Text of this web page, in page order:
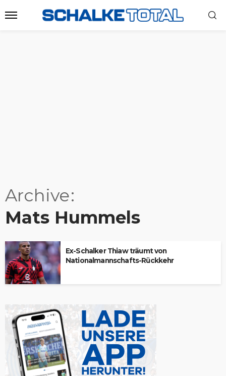
Archive
Mats Hummels
Ex-Schalker Thiaw träumt von
Nationalmannschafts-Rückkehr